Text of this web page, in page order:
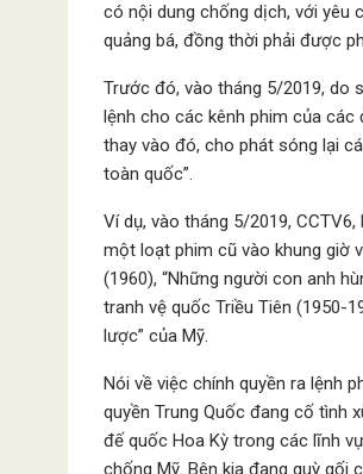
có nội dung chống dịch, với yêu
quảng bá, đồng thời phải được
Trước đó, vào tháng 5/2019, do
lệnh cho các kênh phim của
thay vào đó, cho phát sóng lại
toàn quốc”.
Ví dụ, vào tháng 5/2019,
một loạt phim cũ vào khung giờ
(1960), “Những người con anh
tranh vệ quốc Triều Tiên (1950-
lược” của Mỹ.
Nói về việc chính quyền ra lệnh
quyền Trung Quốc đang cố tình
đế quốc Hoa Kỳ trong các lĩnh
chống Mỹ. Bên kia đang quỳ gối